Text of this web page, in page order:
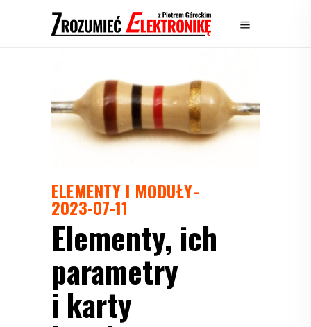
ELEMENTY I MODUŁY
2023-07-11
Elementy, ich
parametry
i karty